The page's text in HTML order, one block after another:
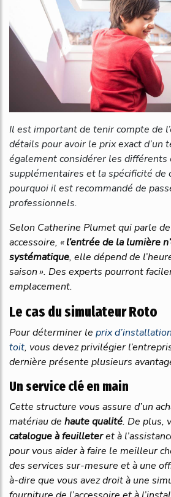
Il est important de tenir compte de
détails pour avoir le prix exact d’un
également considérer les différents
supplémentaires et la spécificité de
pourquoi il est recommandé de
professionnels.
Selon Catherine Plumet qui parle
accessoire, «l’entréede la lumière
systématique, elle dépend de
saison ». Des experts pourront
emplacement.
Le cas du simulateur Roto
Pour déterminer le prix
toit, vous devez privilégier
dernière présente plusieurs
Un service clé en main
Cette structure vous assure d’un
matériau de hautequalité. De plus,
catalogueàfeuilleteret à
pour vous aider à faire le meilleur
des services sur-mesure et à une
à-dire que vous avez droit à une